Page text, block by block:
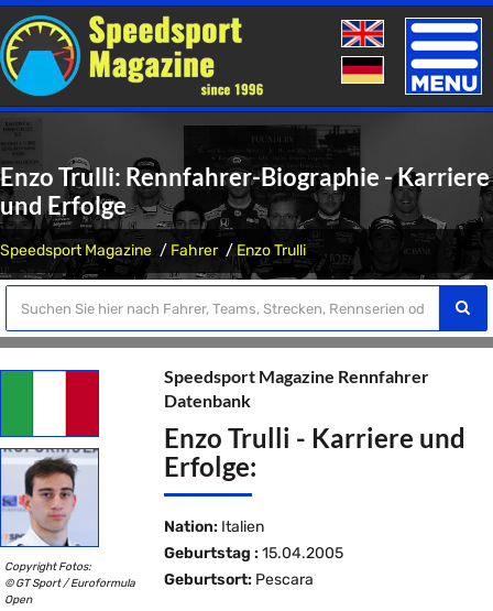
Toggle
Enzo Trulli: Rennfahrer-Biographie - Karriere
und Erfolge
Speedsport Magazine Fahrer Enzo Trulli
Copyright Fotos:
© GT Sport / Euroformula
Open
Speedsport Magazine Rennfahrer
Datenbank
Enzo Trulli - Karriere und
Erfolge:
Nation: Italien
Geburtstag : 15.04.2005
Geburtsort: Pescara